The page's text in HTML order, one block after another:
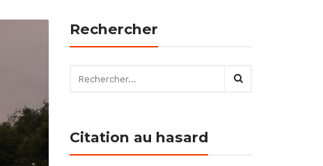
Rechercher
Citation au hasard